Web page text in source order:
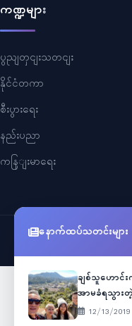
ကဏ္ဍများ
ပွညျတှငျးသတငျး
နိုင်ငံတကာ
စီးပွားရေး
နည်းပညာ
ကနြျးမာရေး
Myanmar
နောက်ထပ်သတင်းများ
ချစ်သူဟောင်
အာမခံရသွား
12/13/2019